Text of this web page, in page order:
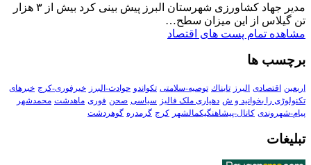
مدیر جهاد کشاورزی شهرستان البرز پیش بینی کرد بیش از ۳ هزار
تن گیلاس از این میزان سطح…
مشاهده تمام پست های اقتصاد
برچسب ها
اربعین اقتصادی البرز تابناك توصیه-سلامتی تکواندو حوادث-البرز خبرفوری-کرج خبرهای
تکنولوڑی را بخوانید و ش دهیاری ملک فالیز سیاسی صحن فوری ماهدشت محمدشهر
پیام-شهروندی کانال-پیشاهنگیکمالشهر کرج گرمدره گوهردشت
تبلیغات